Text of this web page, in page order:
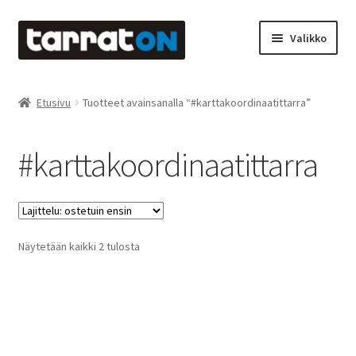
Siirry
navigointiin
Siirry
sisältöön
Valikko
Laserleikkaus & -kaiverrus
Mainosteippaukset & teippausten poisto
Muovitarrat & tulostetut tarrat
Etusivu Tuotteet avainsanalla “#karttakoordinaatittarra”
#karttakoordinaatittarra
Näytetään kaikki 2 tulostaSuosituimmat